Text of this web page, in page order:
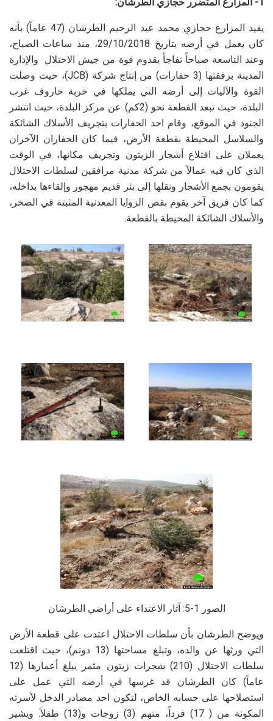
يفيد المزارع حجازي محمد عبد الرحيم الطرشان (47 عاماً) بأنه
كان يعمل في أرضه بتاريخ 29/10/2018، منذ ساعات الصباح،
وعند التاسعة صباحاً تفاجأ بقدوم قوة من جيش الاحتلال والإدارة
المدينة برفقتها (3 حفارات) من إنتاج شركة (JCB)، حيث وصلت
القوة والآليات إلى أرضه التي يملكها في خربة خاروف غرب
البلدة، حيث تبعد القطعة نحو (2كم) عن مركز البلدة، حيث انتشر
الجنود في الموقع، وقام احد الحفارات بتجريف الأسلاك الشائكة
والسلاسل المحيطة بقطعة الأرض، فيما كان الحفاران الآخران
يعملان على اقتلاع أشجار الزيتون وتجريف مكانها، في الوقت
الذي كان فيه عمالاً من شركة مدنية مرافقين لسلطات الاحتلال
يقومون بجمع الأشجار ونقلها إلى بئر قديم مهجور وإلقاءها بداخله،
كما كان فريق آخر يقوم بقص الزوايا المعدنية المثبتة في الصخر،
والأسلاك الشائكة المحيطة بالقطعة.
الصور 1-5: آثار الاعتداء على أراضي الطرشان
ويوضح الطرشان بأن سلطات الاحتلال اعتدت على قطعة الأرض
التي ورثها عن والده، وتبلغ مساحتها (13 دونم)، حيث اقتلعت
سلطات الاحتلال (210) شجرات زيتون مثمر يبلغ أعمارها (12
عاماً) كان الطرشان قد غرسها في أرضه التي عمل على
استصلاحها على حسابه الخاص، لتكون احد مصادر الدخل لأسرته
المكونة من ( 17) فرداً، منهم (3) زوجات و(13) طفلاً. ويشير